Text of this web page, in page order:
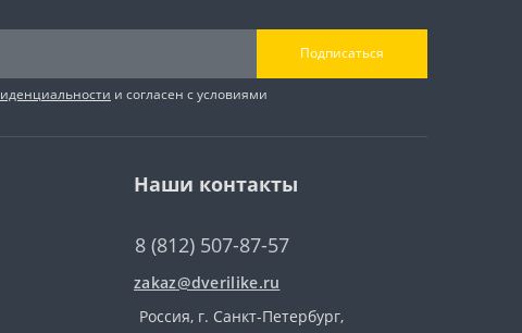
Подписаться
и согласен с условиями
Наши контакты
8 (812) 507-87-57
zakaz@dverilike.ru
Россия, г. Санкт-Петербург,